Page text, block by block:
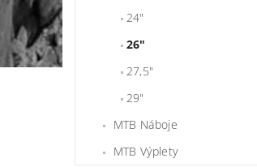
24"
26"
27,5"
29"
MTB Náboje
MTB Výplety